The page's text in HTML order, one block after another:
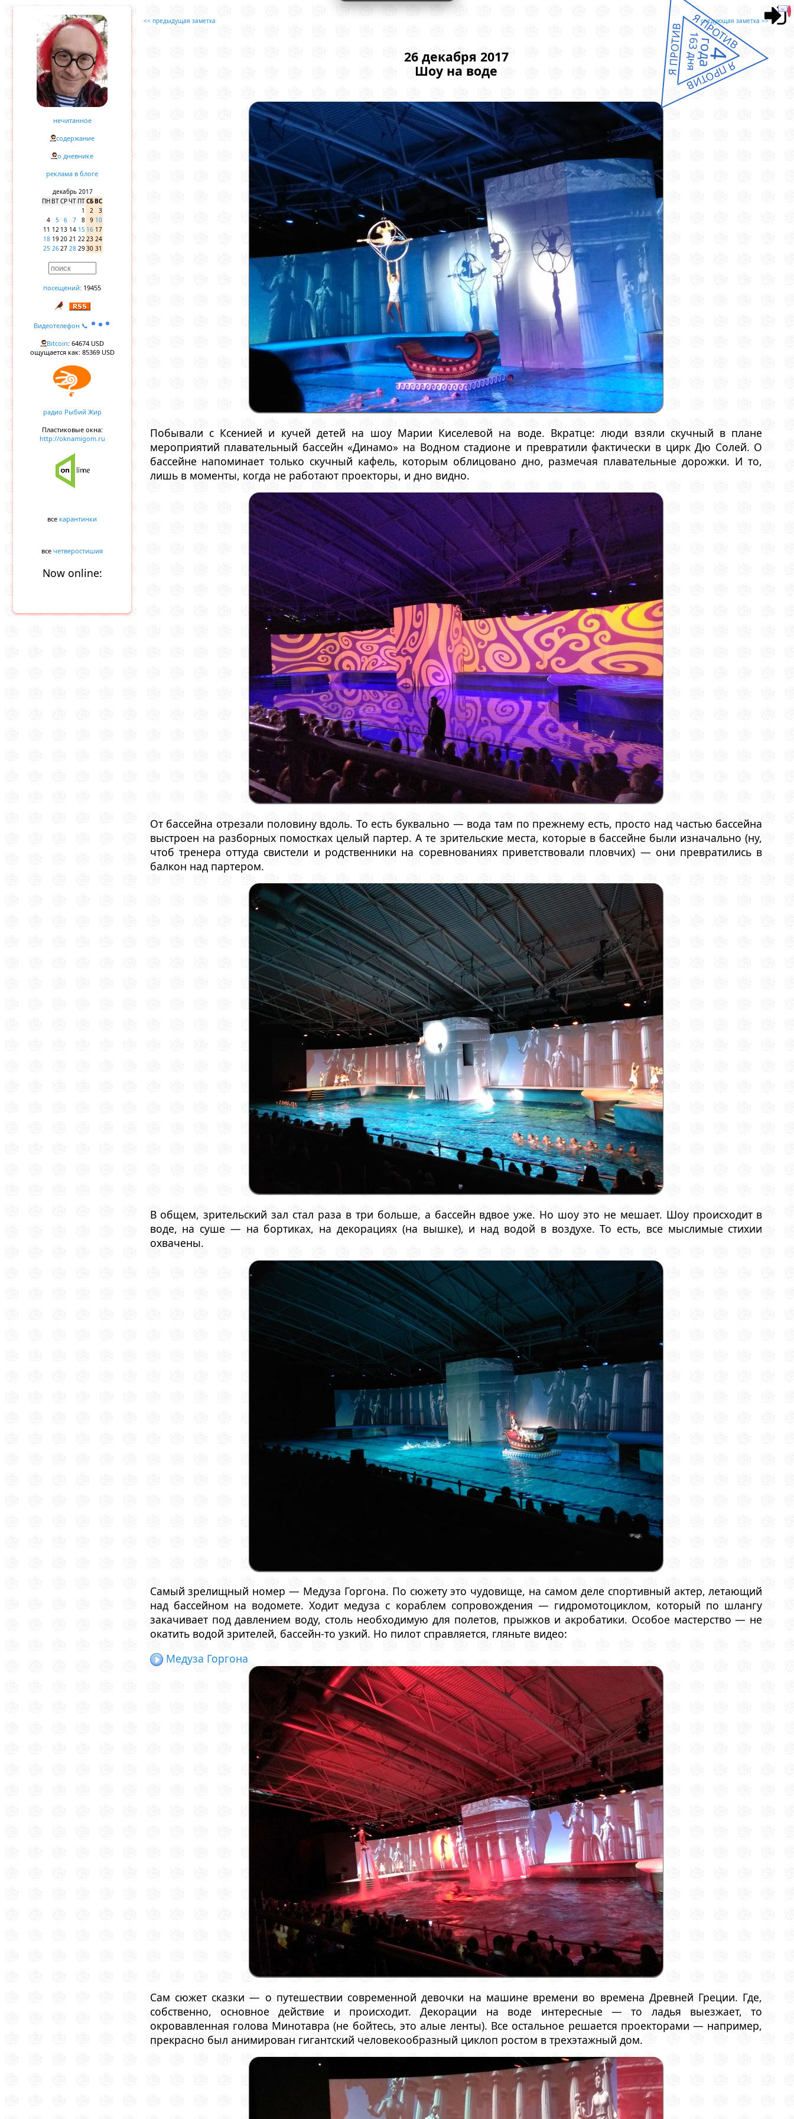
нечитанное
содержание
о дневнике
реклама в блоге
декабрь 2017
ПН ВТСРЧТ ПТСБВС
1
2
3
4
5 6 7 8 9 10
11 12 13 14 15 16 17
18 1920 21 2223 24
25 2627 28 2930 31
посещений: 19455
Видеотелефон 📞
Bitcoin: 64674 USD
ощущается как: 85369 USD
радио Рыбий Жир
Пластиковые окна:
http://oknamigom.ru
все карантинки
все четверостишия
Now online:
<< предыдущая заметка следующая заметка >>
26 декабря 2017
Шоу на воде
Побывали с Ксенией и кучей детей на шоу Марии Киселевой на воде. Вкратце: люди взяли скучный в плане
мероприятий плавательный бассейн «Динамо» на Водном стадионе и превратили фактически в цирк Дю Солей. О
бассейне напоминает только скучный кафель, которым облицовано дно, размечая плавательные дорожки. И то,
лишь в моменты, когда не работают проекторы, и дно видно.
От бассейна отрезали половину вдоль. То есть буквально — вода там по прежнему есть, просто над частью бассейна
выстроен на разборных помостках целый партер. А те зрительские места, которые в бассейне были изначально (ну,
чтоб тренера оттуда свистели и родственники на соревнованиях приветствовали пловчих) — они превратились в
балкон над партером.
В общем, зрительский зал стал раза в три больше, а бассейн вдвое уже. Но шоу это не мешает. Шоу происходит в
воде, на суше — на бортиках, на декорациях (на вышке), и над водой в воздухе. То есть, все мыслимые стихии
охвачены.
Самый зрелищный номер — Медуза Горгона. По сюжету это чудовище, на самом деле спортивный актер, летающий
над бассейном на водомете. Ходит медуза с кораблем сопровождения — гидромотоциклом, который по шлангу
закачивает под давлением воду, столь необходимую для полетов, прыжков и акробатики. Особое мастерство — не
окатить водой зрителей, бассейн-то узкий. Но пилот справляется, гляньте видео:
Медуза Горгона
Сам сюжет сказки — о путешествии современной девочки на машине времени во времена Древней Греции. Где,
собственно, основное действие и происходит. Декорации на воде интересные — то ладья выезжает, то
окровавленная голова Минотавра (не бойтесь, это алые ленты). Все остальное решается проекторами — например,
прекрасно был анимирован гигантский человекообразный циклоп ростом в трехэтажный дом.
Я ПРОТИВ
Я ПРОТИВ
Я ПРОТИВ 4
года
163 дня